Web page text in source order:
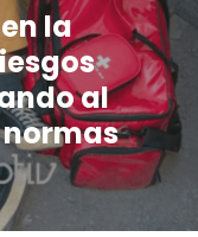
la
al